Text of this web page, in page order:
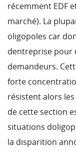
récemment EDF
marché). La
oligopoles car
dentreprise
demandeurs.
forte
résistent alors les
de cette section
situations
la disparition